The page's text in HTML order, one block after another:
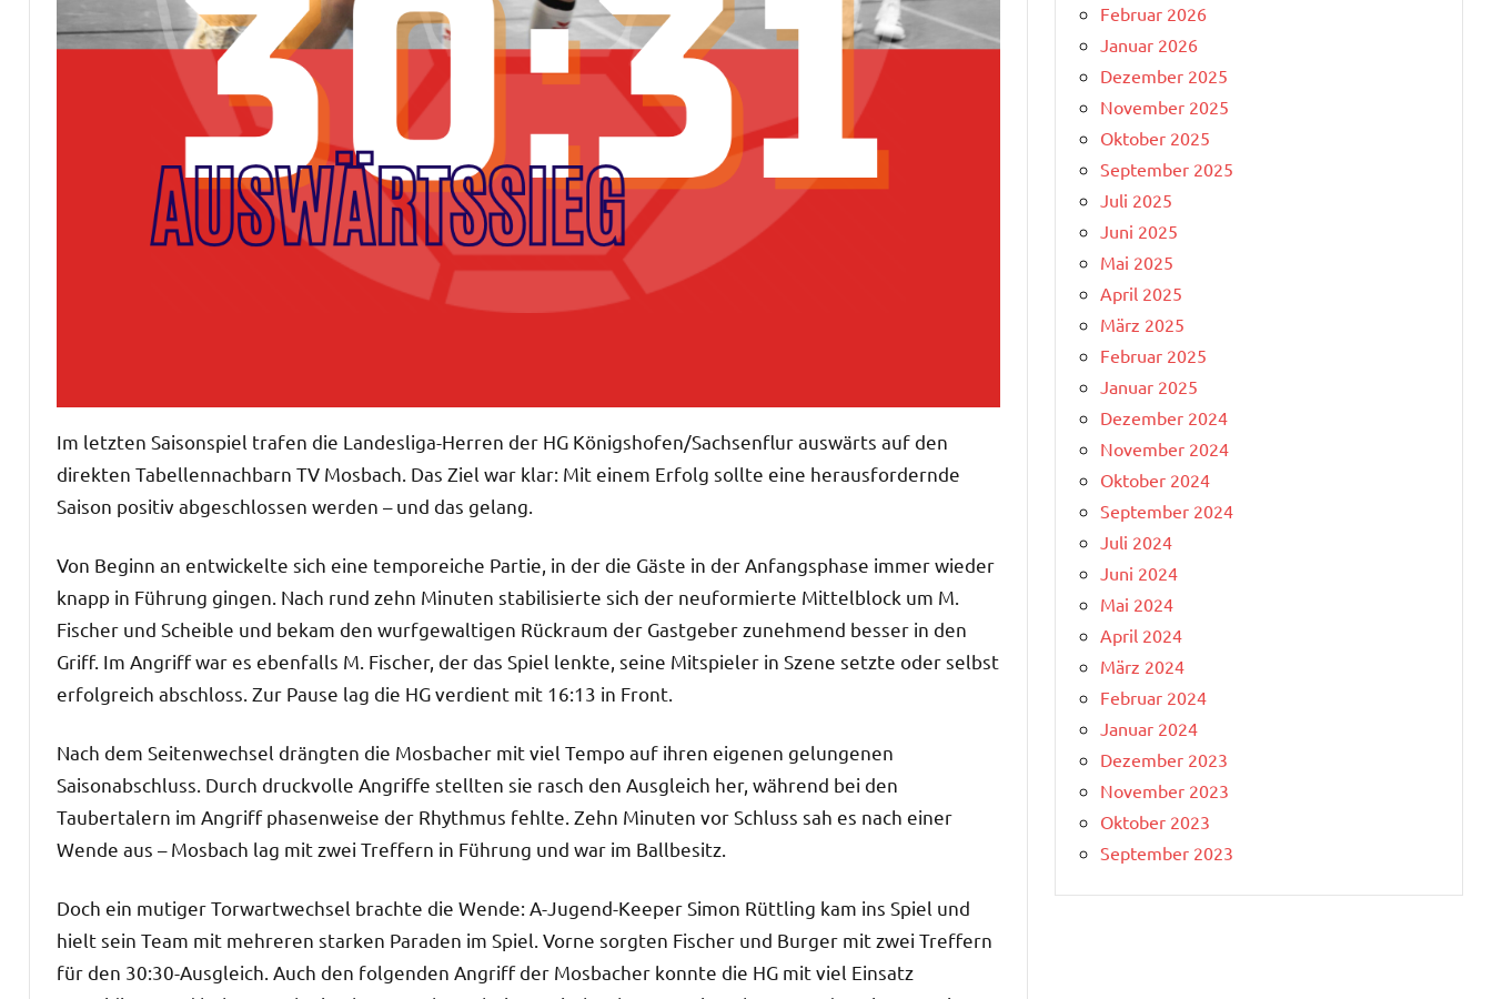
Im letzten Saisonspiel trafen die Landesliga-Herren der HG Königshofen/Sachsenflur auswärts auf den
direkten Tabellennachbarn TV Mosbach. Das Ziel war klar: Mit einem Erfolg sollte eine herausfordernde
Saison positiv abgeschlossen werden – und das gelang.
Von Beginn an entwickelte sich eine temporeiche Partie, in der die Gäste in der Anfangsphase immer wieder
knapp in Führung gingen. Nach rund zehn Minuten stabilisierte sich der neuformierte Mittelblock um M.
Fischer und Scheible und bekam den wurfgewaltigen Rückraum der Gastgeber zunehmend besser in den
Griff. Im Angriff war es ebenfalls M. Fischer, der das Spiel lenkte, seine Mitspieler in Szene setzte oder selbst
erfolgreich abschloss. Zur Pause lag die HG verdient mit 16:13 in Front.
Nach dem Seitenwechsel drängten die Mosbacher mit viel Tempo auf ihren eigenen gelungenen
Saisonabschluss. Durch druckvolle Angriffe stellten sie rasch den Ausgleich her, während bei den
Taubertalern im Angriff phasenweise der Rhythmus fehlte. Zehn Minuten vor Schluss sah es nach einer
Wende aus – Mosbach lag mit zwei Treffern in Führung und war im Ballbesitz.
Doch ein mutiger Torwartwechsel brachte die Wende: A-Jugend-Keeper Simon Rüttling kam ins Spiel und
hielt sein Team mit mehreren starken Paraden im Spiel. Vorne sorgten Fischer und Burger mit zwei Treffern
für den 30:30-Ausgleich. Auch den folgenden Angriff der Mosbacher konnte die HG mit viel Einsatz
Februar 2026
Januar 2026
Dezember 2025
November 2025
Oktober 2025
September 2025
Juli 2025
Juni 2025
Mai 2025
April 2025
März 2025
Februar 2025
Januar 2025
Dezember 2024
November 2024
Oktober 2024
September 2024
Juli 2024
Juni 2024
Mai 2024
April 2024
März 2024
Februar 2024
Januar 2024
Dezember 2023
November 2023
Oktober 2023
September 2023